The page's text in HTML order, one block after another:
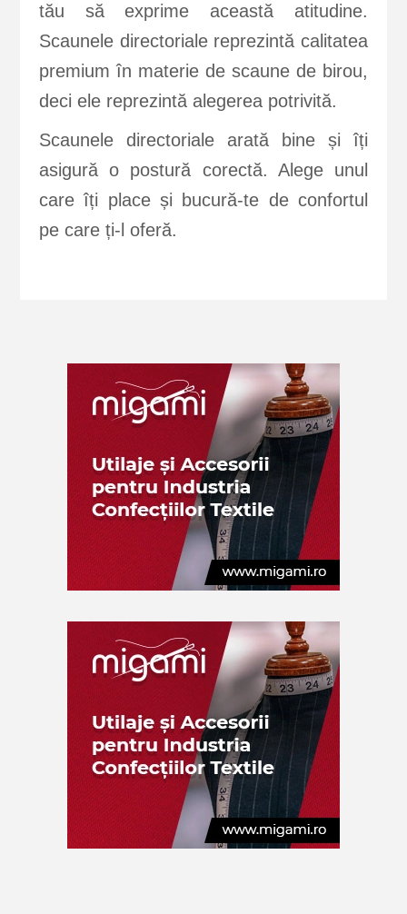
tău să exprime această atitudine.
Scaunele directoriale reprezintă calitatea
premium în materie de scaune de birou,
deci ele reprezintă alegerea potrivită.
Scaunele directoriale arată bine și îți
asigură o postură corectă. Alege unul
care îți place și bucură-te de confortul
pe care ți-l oferă.